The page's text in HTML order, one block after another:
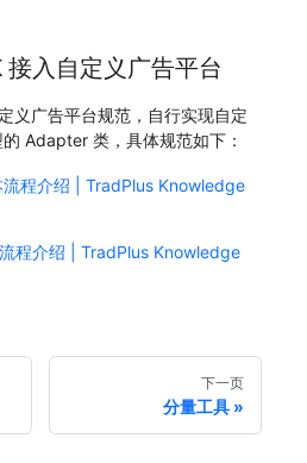
接入自定义广告平台
义广告平台规范，自行实现自定
Adapter 类，具体规范如下：
流程介绍 | TradPlus Knowledge
程介绍 | TradPlus Knowledge
下一页
分量工具